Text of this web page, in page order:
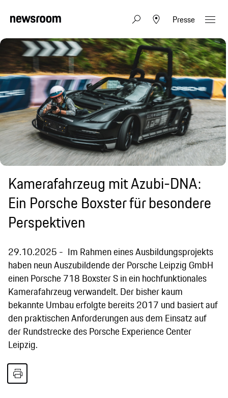
Presse
Kamerafahrzeug mit Azubi-DNA:
Ein Porsche Boxster für besondere
Perspektiven
29.10.2025
Im Rahmen eines Ausbildungsprojekts
haben neun Auszubildende der Porsche Leipzig GmbH
einen Porsche 718 Boxster S in ein hochfunktionales
Kamerafahrzeug verwandelt. Der bisher kaum
bekannte Umbau erfolgte bereits 2017 und basiert auf
den praktischen Anforderungen aus dem Einsatz auf
der Rundstrecke des Porsche Experience Center
Leipzig.